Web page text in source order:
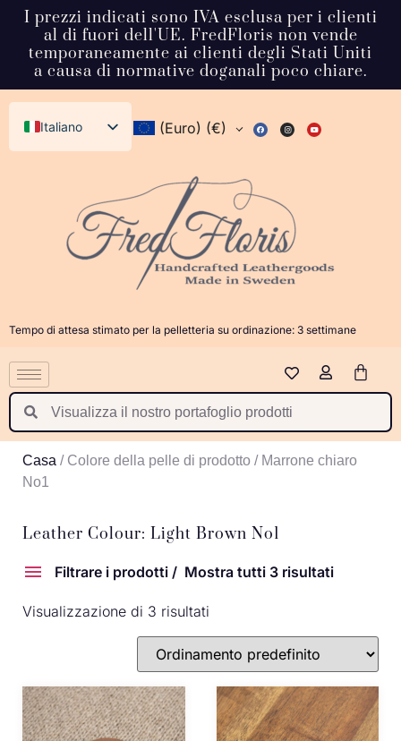
I prezzi indicati sono IVA esclusa per i clienti
al di fuori dell'UE. FredFloris non vende
temporaneamente ai clienti degli Stati Uniti
a causa di normative doganali poco chiare.
Italiano
English (UK)
Deutsch
Français
Norsk bokmål
日本語
Polski
Suomi
Nederlands
Português
(Euro) (€)
Tempo di attesa stimato per la pelletteria su ordinazione: 3 settimane
Casa / Colore della pelle di prodotto / Marrone chiaro
No1
Leather Colour: Light Brown No1
Filtrare i prodotti Mostra tutti 3 risultati
Visualizzazione di 3 risultati